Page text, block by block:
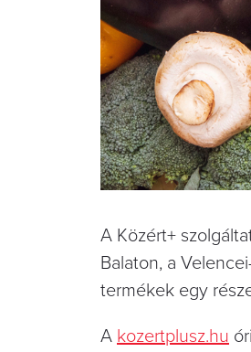
A Közért+
Balaton, a
termékek egy
A kozertplusz.hu